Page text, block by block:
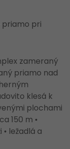
priamo pri
zameraný
priamo nad
klesá k
plochami
150 m •
ležadlá a